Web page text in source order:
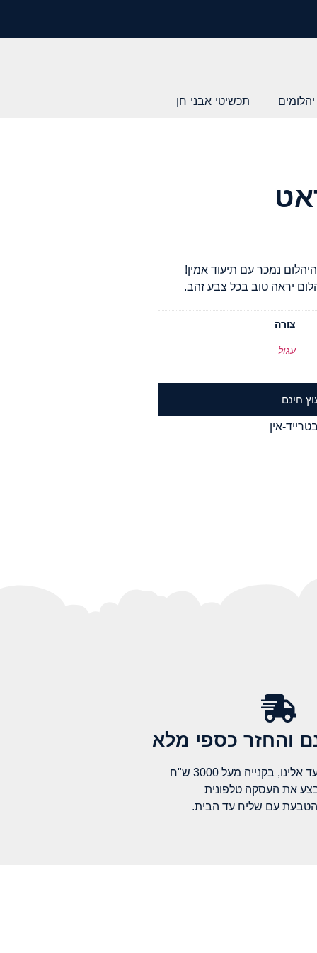
יהלומים תכשיטי אבני חן
נמכר עם תיעוד אמין!
יראה טוב בכל צבע זהב.
צורה
עגול
חינם
אין
והחזר כספי מלא​
בקנייה מעל 3000 ש"ח
את העסקה טלפונית
עם שליח עד הבית.